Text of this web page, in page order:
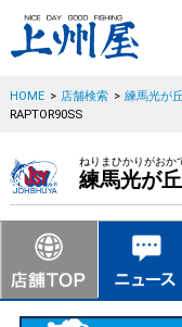
HOME > 店舗検索 > 練馬光が
RAPTOR90SS
ねりまひかりがおか
練馬光が